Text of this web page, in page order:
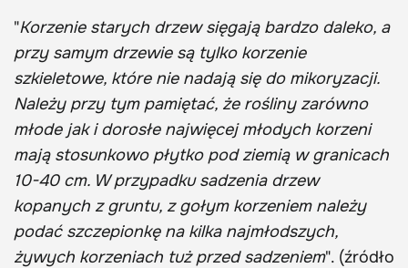
"Korzenie starych drzew sięgają bardzo daleko, a
przy samym drzewie są tylko korzenie
szkieletowe, które nie nadają się do mikoryzacji.
Należy przy tym pamiętać, że rośliny zarówno
młode jak i dorosłe najwięcej młodych korzeni
mają stosunkowo płytko pod ziemią w granicach
10-40 cm. W przypadku sadzenia drzew
kopanych z gruntu, z gołym korzeniem należy
podać szczepionkę na kilka najmłodszych,
żywych korzeniach tuż przed sadzeniem". (źródło